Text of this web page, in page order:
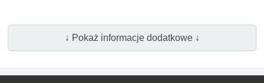
↓ Pokaż informacje dodatkowe ↓